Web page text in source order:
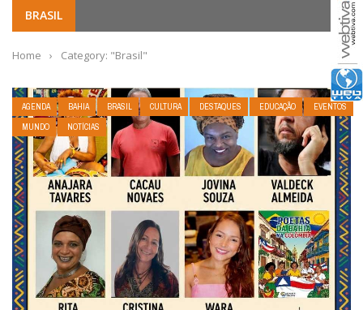
BRASIL
Home › Category: "Brasil"
AGENDA BAHIA BRASIL CULTURA DESTAQUES EDUCAÇÃO
EVENTOS
MUNDO
NOTÍCIAS